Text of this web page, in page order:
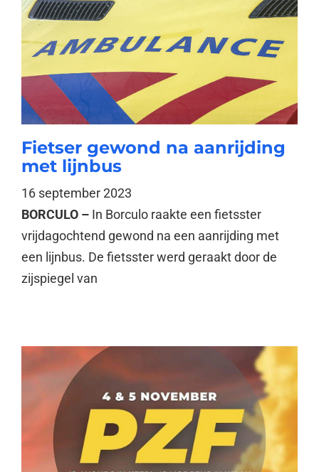
Fietser gewond na aanrijding
met lijnbus
16 september 2023
BORCULO – In Borculo raakte een fietsster
vrijdagochtend gewond na een aanrijding met
een lijnbus. De fietsster werd geraakt door de
zijspiegel van